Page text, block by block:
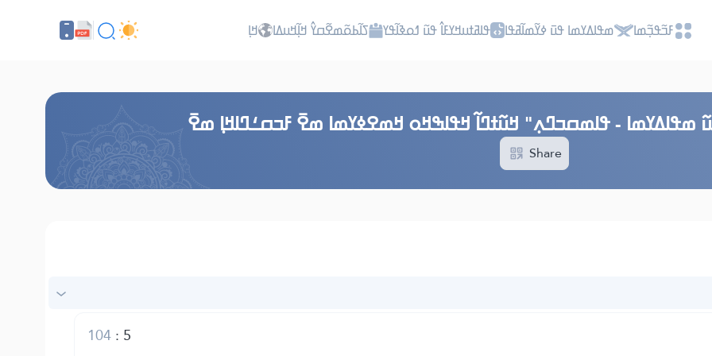
ߓߏ߬ߟߏ߲߬ߘߊ ߘߟߊߡߌߘߊ ߟߎ߫ ߦߌ߬ߘߊ߬ߥߟߊ ߟߊߥߙߎߞߌߓߊ߮ ߟߎ߬ ߗߋߢߊ߬ߟߌ ߖߊ߬ߕߋ߬ߘߐ߬ߛߌ߮ ߞߊ߲߬ߞߎߡߊ ߞߊ߲
ߘߟߊߡߌߘߊ - ߟߊߘߛߏߣߍ߲" ߞߎ߬ߙߣߊ߬ ߞߟߊߒߞߋ ߞߘߐߦߌߘߊ ߘߐ߫ ߓߏߛߑߣߊߞߊ߲ ߘߐ߫
Share
5
:
104